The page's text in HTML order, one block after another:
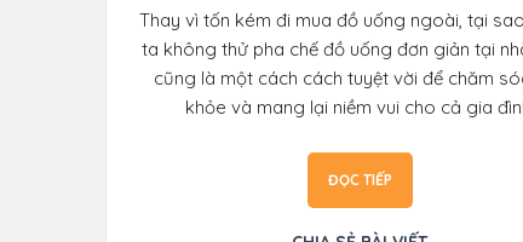
Thay vì tốn kém đi mua đồ uống ngoài, tại
ta không thử pha chế đồ uống đơn giản tại
cũng là một cách cách tuyệt vời để chăm
khỏe và mang lại niềm vui cho cả gia
ĐỌC TIẾP